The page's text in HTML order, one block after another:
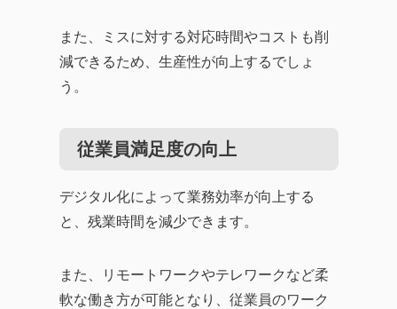
また、ミスに対する対応時間やコストも削
減できるため、生産性が向上するでしょ
う。
従業員満足度の向上
デジタル化によって業務効率が向上する
と、残業時間を減少できます。
また、リモートワークやテレワークなど柔
軟な働き方が可能となり、従業員のワーク